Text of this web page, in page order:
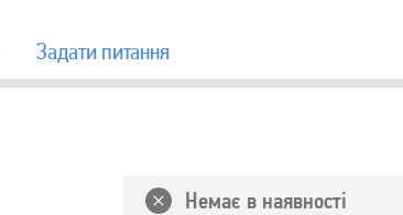
Задати питання
Немає в наявності